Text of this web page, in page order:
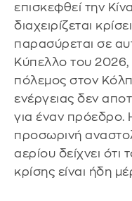
επισκεφθεί την
διαχειρίζεται
παρασύρεται σε
Κύπελλο του
πόλεμος στον
ενέργειας δεν
για έναν πρόεδρο.
προσωρινή
αερίου δείχνει ότι
κρίσης είναι ήδη